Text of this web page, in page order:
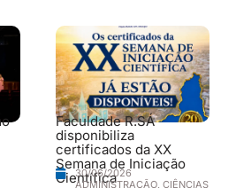
Faculdade R.SÁ
disponibiliza
certificados da XX
Semana de Iniciação
Científica
30/06/2026
ADMINISTRAÇÃO, CIÊNCIAS